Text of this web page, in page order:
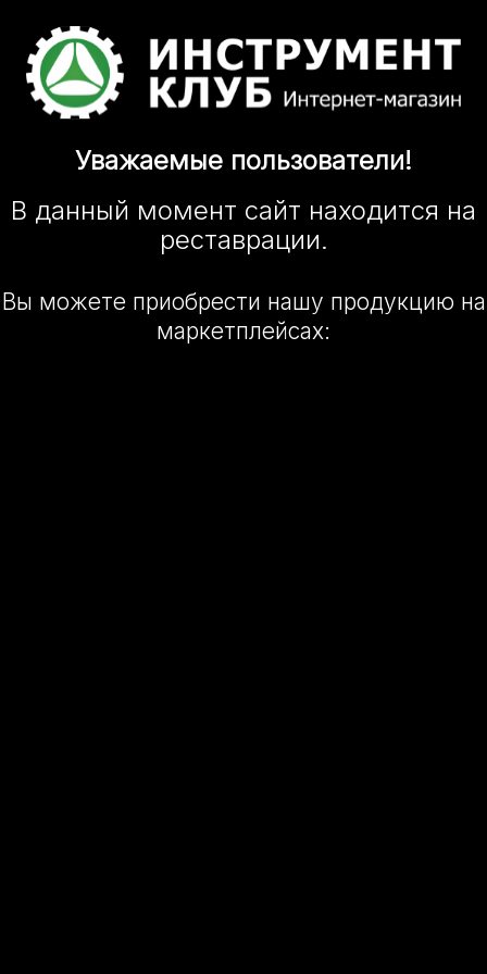
Уважаемые пользователи!
В данный момент сайт находится на
реставрации.
Вы можете приобрести нашу продукцию на
маркетплейсах: